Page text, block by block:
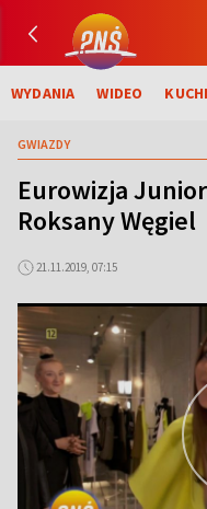
WYDANIA WIDEO
GWIAZDY
Eurowizja
Roksany Węgiel
21.11.2019, 07:15